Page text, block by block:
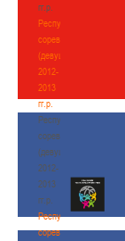
гг.р.
Республиканские
соревнования
(девушки)
2012-
2013
гг.р.
Республиканские
соревнования
(девушки)
2012-
2013
гг.р.
Республиканские
соревнования